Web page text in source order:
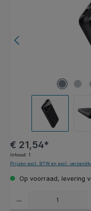
€ 21,54*
Inhoud: 1
Prijzen excl. BTW en excl.
Op voorraad, levering